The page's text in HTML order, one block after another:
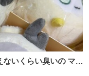
クイーズのせいなん